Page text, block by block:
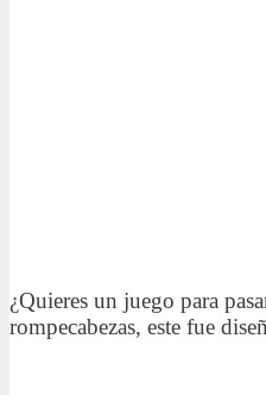
¿Quieres un juego para
rompecabezas, este fue